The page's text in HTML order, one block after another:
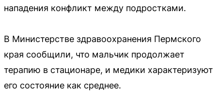
нападения конфликт между подростками.
В Министерстве здравоохранения Пермского
края сообщили, что мальчик продолжает
терапию в стационаре, и медики характеризуют
его состояние как среднее.